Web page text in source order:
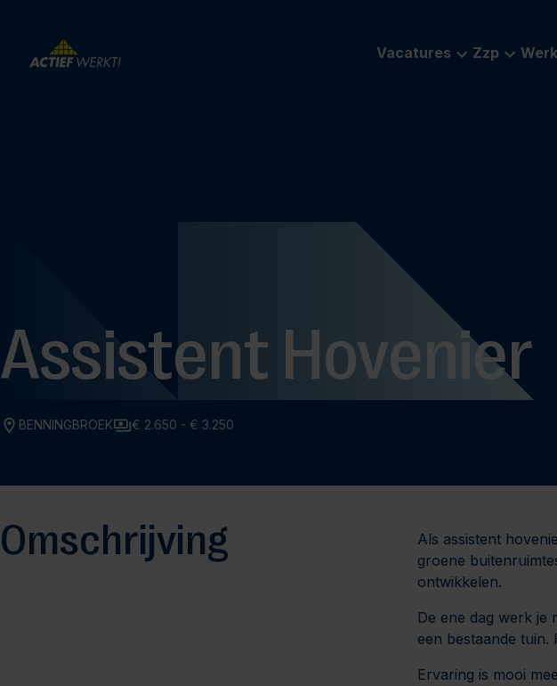
Vacatures Zzp
Assistent Hovenier
BENNINGBROEK € 2.650 - € 3.250
Omschrijving
Als assistent
groene
ontwikkelen.
De ene dag werk je
een bestaande
Ervaring is mooi